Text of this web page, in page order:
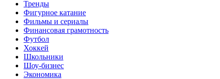
Тренды
Фигурное катание
Фильмы и сериалы
Финансовая грамотность
Футбол
Хоккей
Школьники
Шоу-бизнес
Экономика